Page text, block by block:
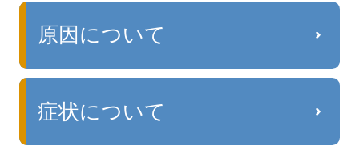
原因について
症状について